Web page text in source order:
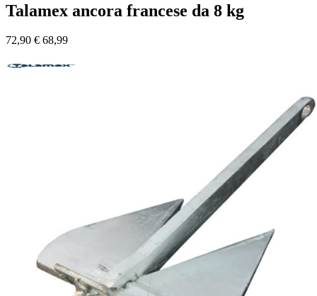
Talamex ancora francese da 8 kg
72,90 € 68,99